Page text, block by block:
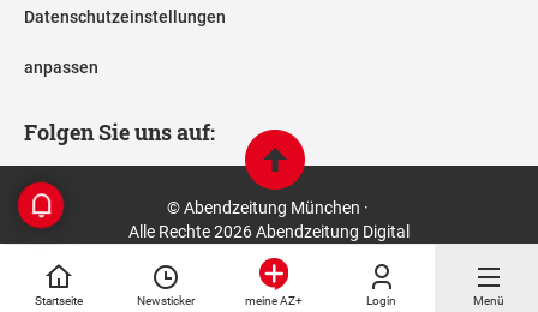
Startseite Newsticker meine AZ+ Login Menü
Datenschutzeinstellungen
anpassen
Folgen Sie uns auf:
© Abendzeitung München ·
Alle Rechte 2026 Abendzeitung Digital